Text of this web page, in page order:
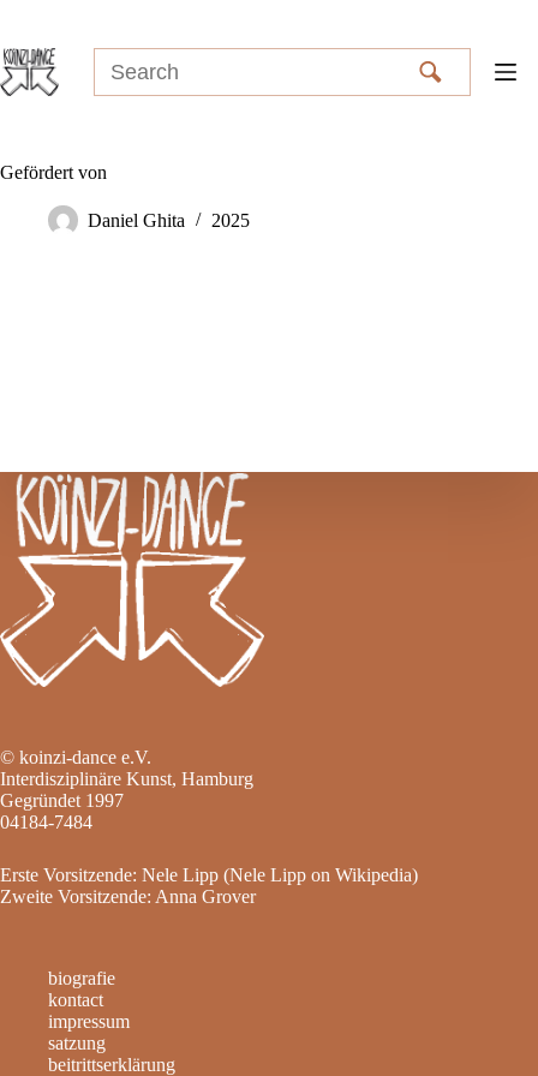
content
Gefördert von
Daniel Ghita 2025
© koinzi-dance e.V.
Interdisziplinäre Kunst, Hamburg
Gegründet 1997
04184-7484
Erste Vorsitzende: Nele Lipp (Nele Lipp on Wikipedia)
Zweite Vorsitzende: Anna Grover
biografie
kontact
impressum
satzung
beitrittserklärung